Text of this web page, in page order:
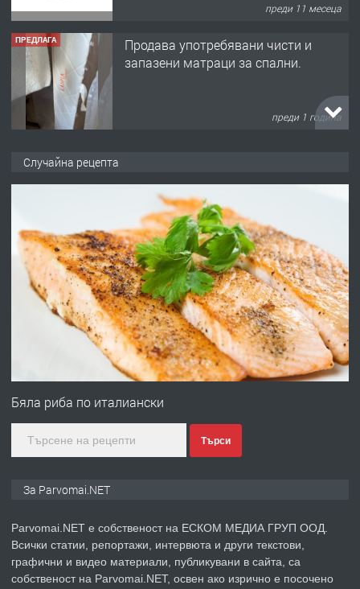
преди 11 месеца
ПРЕДЛАГА
Продава употребявани чисти и
запазени матраци за спални.
преди 1 година
преди 1 година
ПРЕДЛАГА
Първи поход "По стъпките на Ангел
Войвода"
преди 1 година
Монтажник на малки детайли за
преди 1 година
ПРЕДЛАГА
Случайна рецепта
Бяла риба по италиански
Търси
За Parvomai.NET
Parvomai.NET е собственост на ЕСКОМ МЕДИА ГРУП ООД.
Всички статии, репортажи, интервюта и други текстови,
графични и видео материали, публикувани в сайта, са
собственост на Parvomai.NET, освен ако изрично е посочено